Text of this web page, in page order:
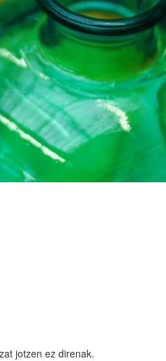
jotzen ez direnak.